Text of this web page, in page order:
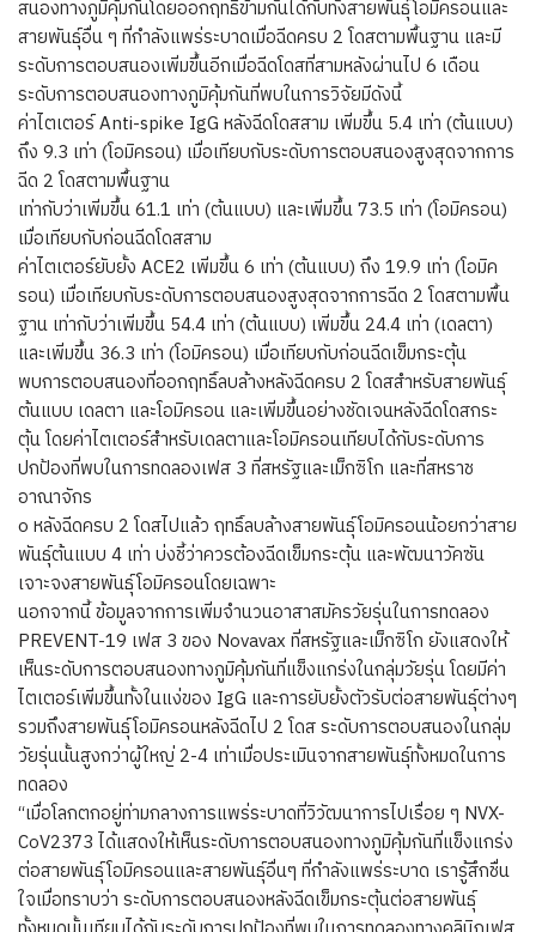
สนองทางภูมิคุ้มกันโดยออกฤทธิ์ข้ามกันได้กับทั้งสายพันธุ์โอมิครอนและ
สายพันธุ์อื่น ๆ ที่กำลังแพร่ระบาดเมื่อฉีดครบ 2 โดสตามพื้นฐาน และมี
ระดับการตอบสนองเพิ่มขึ้นอีกเมื่อฉีดโดสที่สามหลังผ่านไป 6 เดือน
ระดับการตอบสนองทางภูมิคุ้มกันที่พบในการวิจัยมีดังนี้
ค่าไตเตอร์ Anti-spike IgG หลังฉีดโดสสาม เพิ่มขึ้น 5.4 เท่า (ต้นแบบ)
ถึง 9.3 เท่า (โอมิครอน) เมื่อเทียบกับระดับการตอบสนองสูงสุดจากการ
ฉีด 2 โดสตามพื้นฐาน
เท่ากับว่าเพิ่มขึ้น 61.1 เท่า (ต้นแบบ) และเพิ่มขึ้น 73.5 เท่า (โอมิครอน)
เมื่อเทียบกับก่อนฉีดโดสสาม
ค่าไตเตอร์ยับยั้ง ACE2 เพิ่มขึ้น 6 เท่า (ต้นแบบ) ถึง 19.9 เท่า (โอมิค
รอน) เมื่อเทียบกับระดับการตอบสนองสูงสุดจากการฉีด 2 โดสตามพื้น
ฐาน เท่ากับว่าเพิ่มขึ้น 54.4 เท่า (ต้นแบบ) เพิ่มขึ้น 24.4 เท่า (เดลตา)
และเพิ่มขึ้น 36.3 เท่า (โอมิครอน) เมื่อเทียบกับก่อนฉีดเข็มกระตุ้น
พบการตอบสนองที่ออกฤทธิ์ลบล้างหลังฉีดครบ 2 โดสสำหรับสายพันธุ์
ต้นแบบ เดลตา และโอมิครอน และเพิ่มขึ้นอย่างชัดเจนหลังฉีดโดสกระ
ตุ้น โดยค่าไตเตอร์สำหรับเดลตาและโอมิครอนเทียบได้กับระดับการ
ปกป้องที่พบในการทดลองเฟส 3 ที่สหรัฐและเม็กซิโก และที่สหราช
อาณาจักร
o หลังฉีดครบ 2 โดสไปแล้ว ฤทธิ์ลบล้างสายพันธุ์โอมิครอนน้อยกว่าสาย
พันธุ์ต้นแบบ 4 เท่า บ่งชี้ว่าควรต้องฉีดเข็มกระตุ้น และพัฒนาวัคซัน
เจาะจงสายพันธุ์โอมิครอนโดยเฉพาะ
นอกจากนี้ ข้อมูลจากการเพิ่มจำนวนอาสาสมัครวัยรุ่นในการทดลอง
PREVENT-19 เฟส 3 ของ Novavax ที่สหรัฐและเม็กซิโก ยังแสดงให้
เห็นระดับการตอบสนองทางภูมิคุ้มกันที่แข็งแกร่งในกลุ่มวัยรุ่น โดยมีค่า
ไตเตอร์เพิ่มขึ้นทั้งในแง่ของ IgG และการยับยั้งตัวรับต่อสายพันธุ์ต่างๆ
รวมถึงสายพันธุ์โอมิครอนหลังฉีดไป 2 โดส ระดับการตอบสนองในกลุ่ม
วัยรุ่นนั้นสูงกว่าผู้ใหญ่ 2-4 เท่าเมื่อประเมินจากสายพันธุ์ทั้งหมดในการ
ทดลอง
“เมื่อโลกตกอยู่ท่ามกลางการแพร่ระบาดที่วิวัฒนาการไปเรื่อย ๆ NVX-
CoV2373 ได้แสดงให้เห็นระดับการตอบสนองทางภูมิคุ้มกันที่แข็งแกร่ง
ต่อสายพันธุ์โอมิครอนและสายพันธุ์อื่นๆ ที่กำลังแพร่ระบาด เรารู้สึกชื่น
ใจเมื่อทราบว่า ระดับการตอบสนองหลังฉีดเข็มกระตุ้นต่อสายพันธุ์